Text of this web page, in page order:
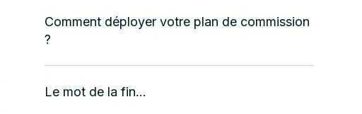
Comment déployer votre plan de commission
?
Le mot de la fin...